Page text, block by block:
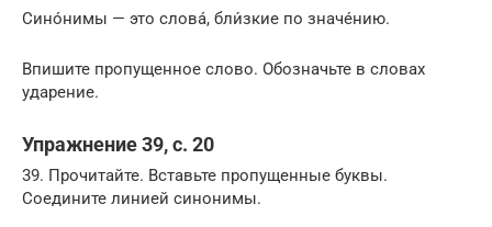
Синóнимы — это словá, бли́зкие по значéнию.
Впишите пропущенное слово. Обозначьте в словах
ударение.
Упражнение 39, с. 20
39. Прочитайте. Вставьте пропущенные буквы.
Соедините линией синонимы.